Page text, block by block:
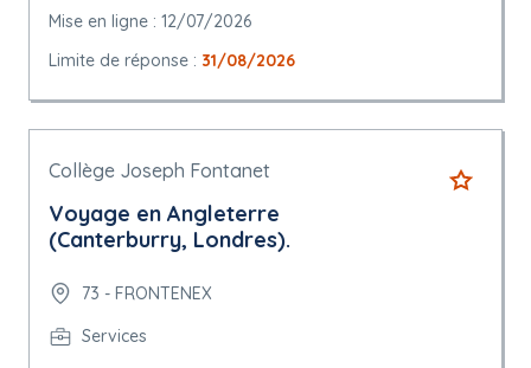
Mise en ligne : 12/07/2026
Limite de réponse : 31/08/2026
Collège Joseph Fontanet
Voyage en Angleterre
(Canterburry, Londres).
73 - FRONTENEX
Services